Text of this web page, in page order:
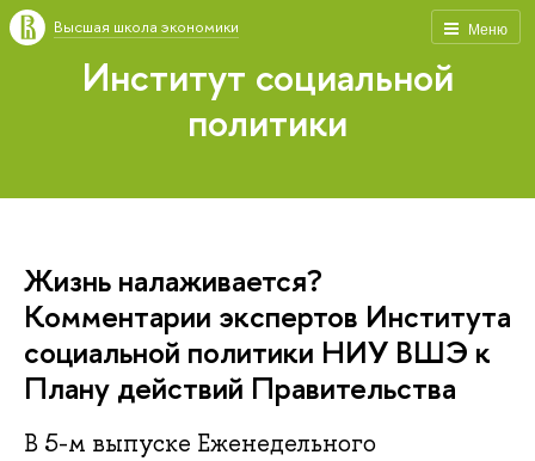
Меню
Высшая школа экономики
Институт социальной
политики
Жизнь налаживается?
Комментарии экспертов Института
социальной политики НИУ ВШЭ к
Плану действий Правительства
В 5-м выпуске Еженедельного